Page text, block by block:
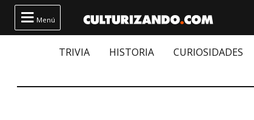
 Menú
TRIVIA HISTORIA CURIOSIDADES